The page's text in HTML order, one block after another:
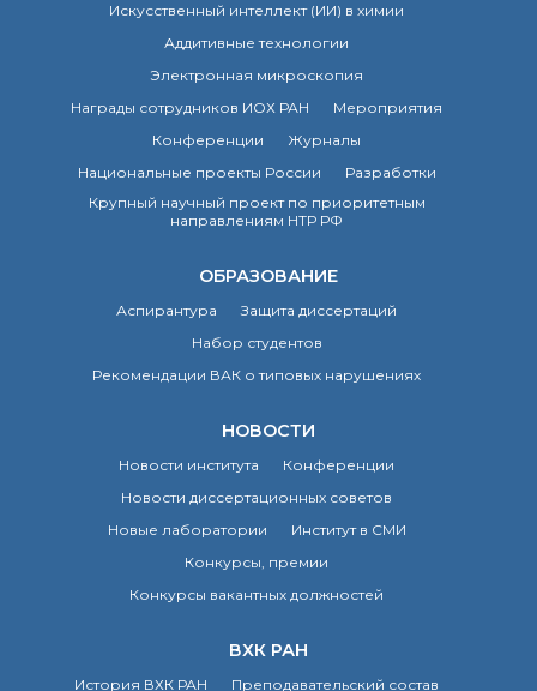
Искусственный интеллект (ИИ) в химии
Аддитивные технологии
Электронная микроскопия
Награды сотрудников ИОХ РАН
Мероприятия
Конференции
Журналы
Национальные проекты России
Разработки
Крупный научный проект по приоритетным
направлениям НТР РФ
ОБРАЗОВАНИЕ
Аспирантура
Защита диссертаций
Набор студентов
Рекомендации ВАК о типовых нарушениях
НОВОСТИ
Новости института
Конференции
Новости диссертационных советов
Новые лаборатории
Институт в СМИ
Конкурсы, премии
Конкурсы вакантных должностей
ВХК РАН
История ВХК РАН
Преподавательский состав